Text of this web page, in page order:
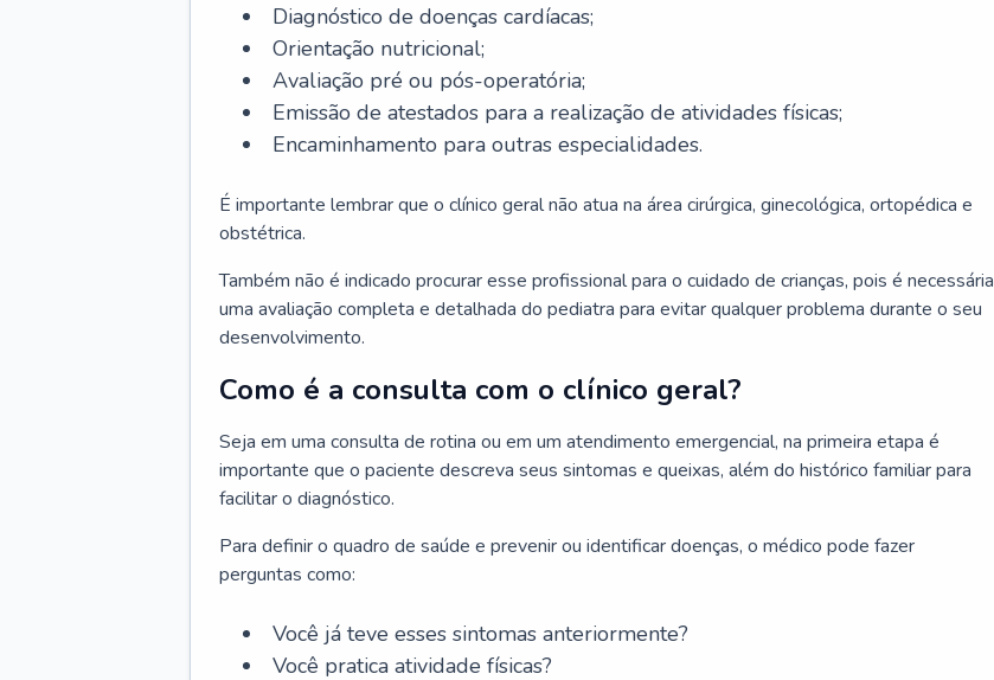
Diagnóstico de doenças cardíacas;
Orientação nutricional;
Avaliação pré ou pós-operatória;
Emissão de atestados para a realização de atividades físicas;
Encaminhamento para outras especialidades.
É importante lembrar que o clínico geral não atua na área cirúrgica, ginecológica, ortopédica e
obstétrica.
Também não é indicado procurar esse profissional para o cuidado de crianças, pois é necessária
uma avaliação completa e detalhada do pediatra para evitar qualquer problema durante o seu
desenvolvimento.
Como é a consulta com o clínico geral?
Seja em uma consulta de rotina ou em um atendimento emergencial, na primeira etapa é
importante que o paciente descreva seus sintomas e queixas, além do histórico familiar para
facilitar o diagnóstico.
Para definir o quadro de saúde e prevenir ou identificar doenças, o médico pode fazer
perguntas como:
Você já teve esses sintomas anteriormente?
Você pratica atividade físicas?